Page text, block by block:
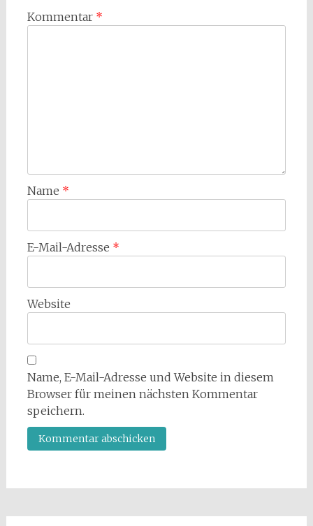
Kommentar *
Name *
E-Mail-Adresse *
Website
Name, E-Mail-Adresse und Website in diesem
Browser für meinen nächsten Kommentar
speichern.